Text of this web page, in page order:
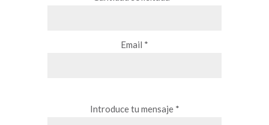
Email *
Introduce tu mensaje *